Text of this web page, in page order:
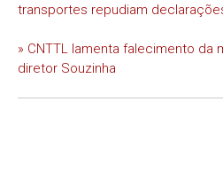
transportes repudiam
» CNTTL lamenta falecimento da
diretor Souzinha